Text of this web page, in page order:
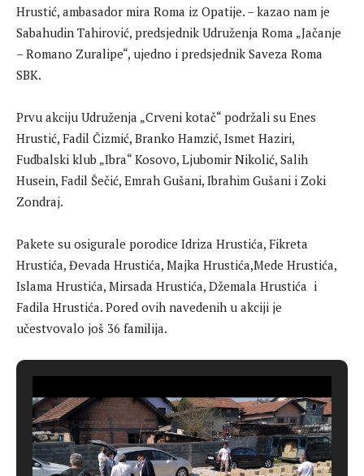
Hrustić, ambasador mira Roma iz Opatije. – kazao nam je
Sabahudin Tahirović, predsjednik Udruženja Roma „Jačanje
– Romano Zuralipe“, ujedno i predsjednik Saveza Roma
SBK.
Prvu akciju Udruženja „Crveni kotač“ podržali su Enes
Hrustić, Fadil Čizmić, Branko Hamzić, Ismet Haziri,
Fudbalski klub „Ibra“ Kosovo, Ljubomir Nikolić, Salih
Husein, Fadil Šečić, Emrah Gušani, Ibrahim Gušani i Zoki
Zondraj.
Pakete su osigurale porodice Idriza Hrustića, Fikreta
Hrustića, Đevada Hrustića, Majka Hrustića,Mede Hrustića,
Islama Hrustića, Mirsada Hrustića, Džemala Hrustića i
Fadila Hrustića. Pored ovih navedenih u akciji je
učestvovalo još 36 familija.